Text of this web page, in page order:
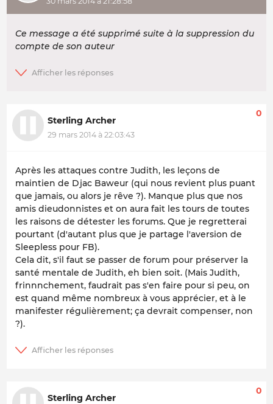
Ce message a été supprimé suite à la suppression du
compte de son auteur
Sterling Archer
29 mars 2014 à 22:03:43
0
Après les attaques contre Judith, les leçons de
maintien de Djac Baweur (qui nous revient plus puant
que jamais, ou alors je rêve ?). Manque plus que nos
amis dieudonnistes et on aura fait les tours de toutes
les raisons de détester les forums. Que je regretterai
pourtant (d'autant plus que je partage l'aversion de
Sleepless pour FB).
Cela dit, s'il faut se passer de forum pour préserver la
santé mentale de Judith, eh bien soit. (Mais Judith,
frinnnchement, faudrait pas s'en faire pour si peu, on
est quand même nombreux à vous apprécier, et à le
manifester régulièrement; ça devrait compenser, non
?).
Sterling Archer
0